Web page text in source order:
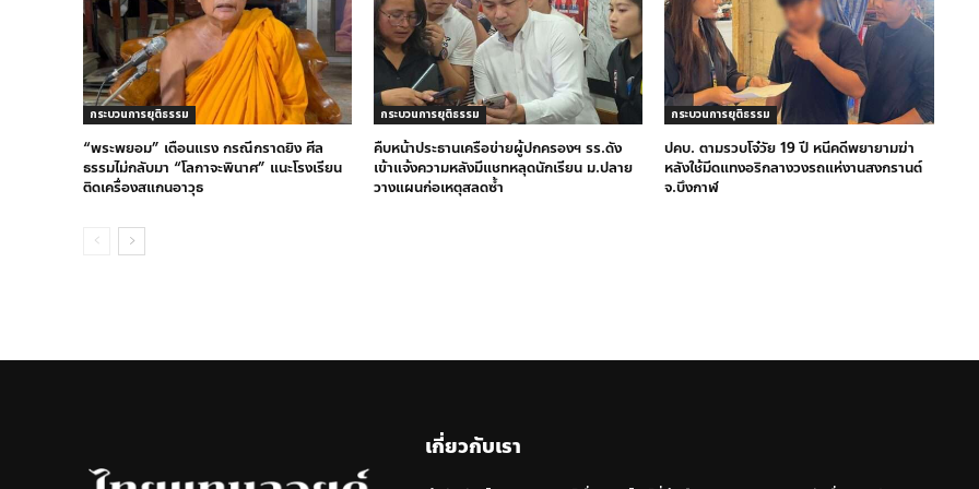
กระบวนการยุติธรรม
“พระพยอม” เตือนแรง กรณีกราดยิง ศีล
ธรรมไม่กลับมา “โลกาจะพินาศ” แนะโรงเรียน
ติดเครื่องสแกนอาวุธ
กระบวนการยุติธรรม
คืบหน้าประธานเครือข่ายผู้ปกครองฯ รร.ดัง
เข้าแจ้งความหลังมีแชทหลุดนักเรียน ม.ปลาย
วางแผนก่อเหตุสลดซ้ำ
กระบวนการยุติธรรม
ปคบ. ตามรวบโจ๋วัย 19 ปี หนีคดีพยายามฆ่า
หลังใช้มีดแทงอริกลางวงรถแห่งานสงกรานต์
จ.บึงกาฬ
เกี่ยวกับเรา